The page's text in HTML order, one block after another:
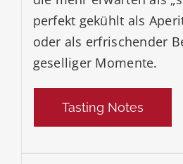
perfekt gekühlt als
oder als erfrischender
geselliger Momente.
Tasting Notes